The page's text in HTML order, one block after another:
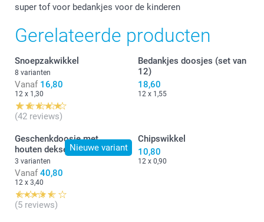
super tof voor bedankjes voor de kinderen
Gerelateerde producten
Snoepzakwikkel
8 varianten
Vanaf 16,80
12 x 1,30
(42 reviews)
Bedankjes doosjes (set van
12)
18,60
12 x 1,55
Nieuwe variant
Geschenkdoosje met
houten deksel
3 varianten
Vanaf 40,80
12 x 3,40
(5 reviews)
Chipswikkel
10,80
12 x 0,90